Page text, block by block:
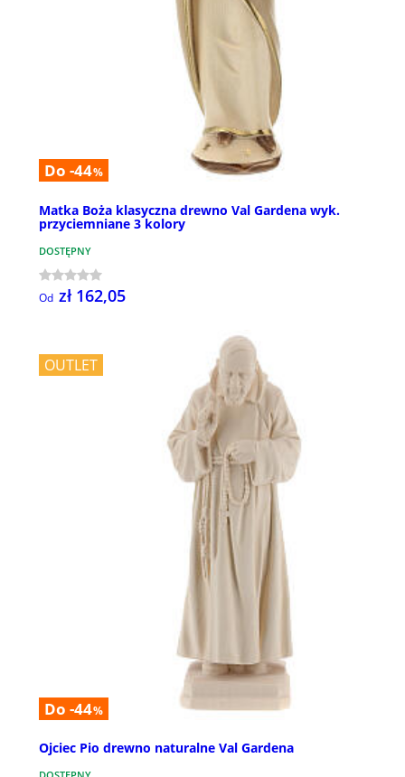
Do -44%
Matka Boża klasyczna drewno Val Gardena wyk.
przyciemniane 3 kolory
DOSTĘPNY
Od zł 162,05
OUTLET
Do -44%
Ojciec Pio drewno naturalne Val Gardena